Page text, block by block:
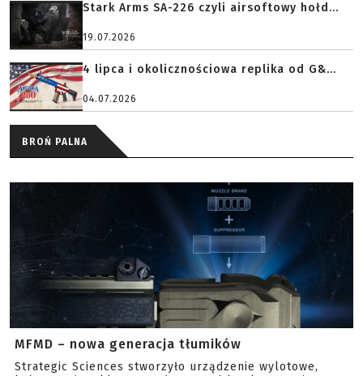
Stark Arms SA-226 czyli airsoftowy hołd...
19.07.2026
4 lipca i okolicznościowa replika od G&...
04.07.2026
BROŃ PALNA
MFMD – nowa generacja tłumików
Strategic Sciences stworzyło urządzenie wylotowe,